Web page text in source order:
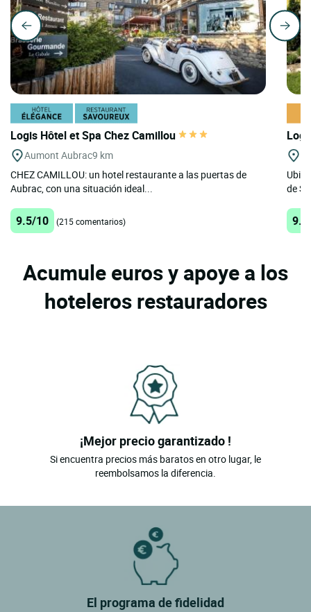
Logis Hôtel et Spa Chez Camillou
Aumont Aubrac9 km
CHEZ CAMILLOU: un hotel restaurante a las puertas de
Aubrac, con una situación ideal...
9.5/10 (215 comentarios)
de
Acumule euros y apoye a los
hoteleros restauradores
¡Mejor precio garantizado !
Si encuentra precios más baratos en otro lugar, le
reembolsamos la diferencia.
El programa de fidelidad